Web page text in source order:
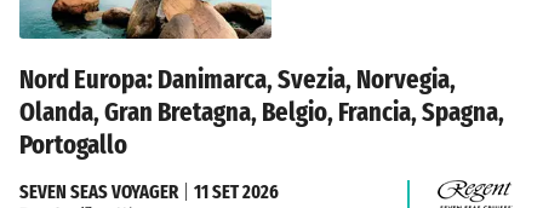
Nord Europa: Danimarca, Svezia, Norvegia,
Olanda, Gran Bretagna, Belgio, Francia, Spagna,
Portogallo
SEVEN SEAS VOYAGER| 11 SET 2026